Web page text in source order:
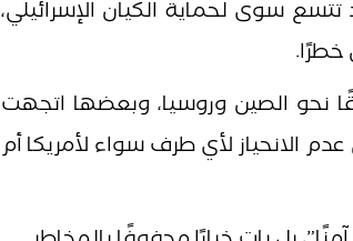
تتسع سوى لحماية الكيان الإسرائيلي،
خطرًا.
نحو الصين وروسيا، وبعضها اتجهت
الانحياز لأي طرف سواء لأمريكا أم